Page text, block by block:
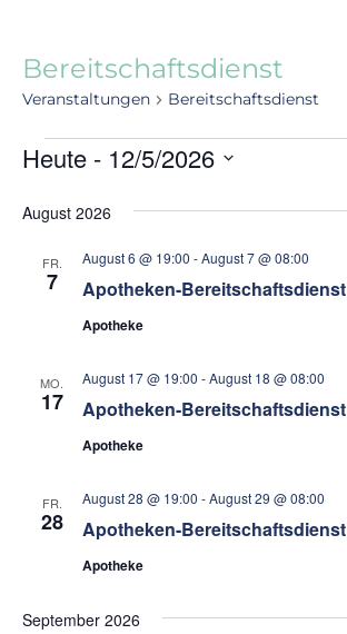
Bereitschaftsdienst
Veranstaltungen Bereitschaftsdienst
Heute - 12/5/2026
wählen.
August 2026
FR.
7 Apotheken-Bereitschaftsdienst
August 6 @ 19:00 -August 7 @ 08:00
Apotheke
MO.
17 Apotheken-Bereitschaftsdienst
August 17 @ 19:00 -August 18 @ 08:00
Apotheke
FR.
28 Apotheken-Bereitschaftsdienst
August 28 @ 19:00 -August 29 @ 08:00
Apotheke
September 2026